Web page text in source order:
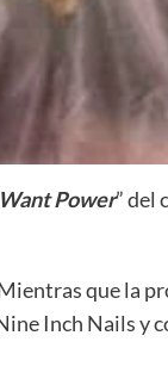
Power” del
que la
Inch Nails y